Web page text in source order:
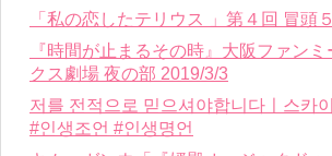
「私の恋したテリウス 」第４回 冒頭
『時間が止まるその時』大阪ファン
クス劇場 夜の部 2019/3/3
저를 전적으로 믿으셔야합니다ㅣ스카
#인생조언 #인생명언